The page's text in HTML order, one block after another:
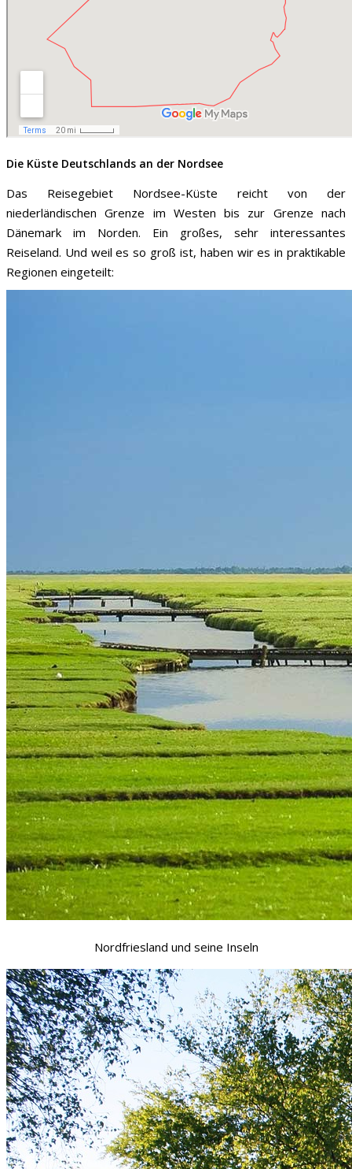
Die Küste Deutschlands an der Nordsee
Das Reisegebiet Nordsee-Küste reicht von der
niederländischen Grenze im Westen bis zur Grenze nach
Dänemark im Norden. Ein großes, sehr interessantes
Reiseland. Und weil es so groß ist, haben wir es in praktikable
Regionen eingeteilt:
Nordfriesland und seine Inseln